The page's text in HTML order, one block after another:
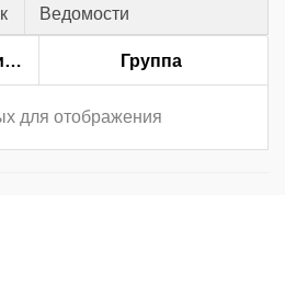
Ведомости
Номер Зачетной Книжки Группа
для отображения